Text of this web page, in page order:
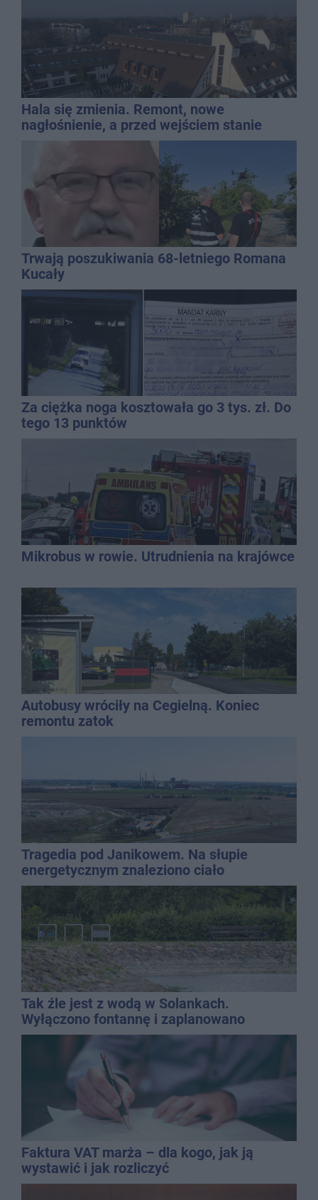
Hala się zmienia. Remont, nowe
nagłośnienie, a przed wejściem stanie
QEMETICA ARENA
Trwają poszukiwania 68-letniego Romana
Kucały
Za ciężka noga kosztowała go 3 tys. zł. Do
tego 13 punktów
Mikrobus w rowie. Utrudnienia na krajówce
Autobusy wróciły na Cegielną. Koniec
remontu zatok
Tragedia pod Janikowem. Na słupie
energetycznym znaleziono ciało
mężczyzny
Tak źle jest z wodą w Solankach.
Wyłączono fontannę i zaplanowano
dolewkę
Faktura VAT marża – dla kogo, jak ją
wystawić i jak rozliczyć